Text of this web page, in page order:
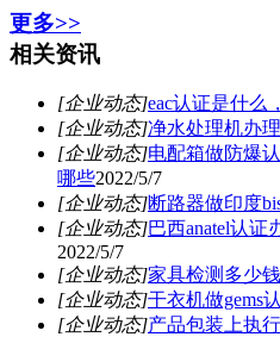
更多>>
相关资讯
[企业动态]eac认证是什么
[企业动态]净水处理机办
[企业动态]电配箱做防爆
哪些2022/5/7
[企业动态]断路器做印度
[企业动态]巴西anatel认
2022/5/7
[企业动态]家具检测多少
[企业动态]干衣机做gems
[企业动态]产品包装上执